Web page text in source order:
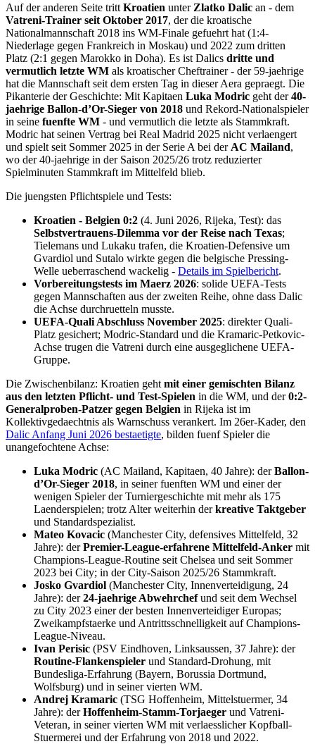
Auf der anderen Seite tritt Kroatien unter Zlatko Dalic an - dem
Vatreni-Trainer seit Oktober 2017, der die kroatische
Nationalmannschaft 2018 ins WM-Finale gefuehrt hat (1:4-
Niederlage gegen Frankreich in Moskau) und 2022 zum dritten
Platz (2:1 gegen Marokko in Doha). Es ist Dalics dritte und
vermutlich letzte WM als kroatischer Cheftrainer - der 59-jaehrige
hat die Mannschaft seit dem ersten Tag in dieser Aera gepraegt. Die
Pikanterie der Geschichte: Mit Kapitaen Luka Modric geht der40-
jaehrige Ballon-d’Or-Sieger von 2018 und Rekord-Nationalspieler
in seine fuenfte WM - und vermutlich die letzte als Stammkraft.
Modric hat seinen Vertrag bei Real Madrid 2025 nicht verlaengert
und spielt seit Sommer 2025 in der Serie A bei der AC Mailand,
wo der 40-jaehrige in der Saison 2025/26 trotz reduzierter
Spielminuten Stammkraft im Mittelfeld blieb.
Die jueng­sten Pflichtspiele und Tests:
Kroatien - Belgien 0:2 (4. Juni 2026, Rijeka, Test): das
Selbstvertrauens-Dilemma vor der Reise nach Texas;
Tielemans und Lukaku trafen, die Kroatien-Defensive um
Gvardiol und Sutalo wirkte gegen die belgische Pressing-
Welle ueberraschend wackelig - Details im Spielbericht.
Vorbereitungstests im Maerz 2026: solide UEFA-Tests
gegen Mannschaften aus der zweiten Reihe, ohne dass Dalic
die Achse durchruetteln musste.
UEFA-Quali Abschluss November 2025: direkter Quali-
Platz gesichert; Modric-Standard und die Kramaric-Petkovic-
Achse trugen die Vatreni durch eine ausgeglichene UEFA-
Gruppe.
Die Zwischenbilanz: Kroatien geht mit einer gemischten Bilanz
aus den letzten Pflicht- und Test-Spielen in die WM, und der0:2-
Generalproben-Patzer gegen Belgien in Rijeka ist im
Kollektivgedaechtnis als Warnschuss verankert. Im 26er-Kader, den
Dalic Anfang Juni 2026 bestaetigte, bilden fuenf Spieler die
unangefochtene Achse:
Luka Modric (AC Mailand, Kapitaen, 40 Jahre): derBallon-
d’Or-Sieger 2018, in seiner fuenften WM und einer der
wenigen Spieler der Turniergeschichte mit mehr als 175
Laenderspielen; trotz Alter weiterhin derkreative Taktgeber
und Standardspezialist.
Mateo Kovacic (Manchester City, defensives Mittelfeld, 32
Jahre): derPremier-League-erfahrene Mittelfeld-Anker mit
Champions-League-Routine seit Chelsea und seit Sommer
2023 bei City; in der City-Saison 2025/26 Stammkraft.
Josko Gvardiol (Manchester City, Innenverteidigung, 24
Jahre): der24-jaehrige Abwehrchefund seit dem Wechsel
zu City 2023 einer der besten Innenverteidiger Europas;
Zweikampfstaerke und Antrittsschnelligkeit auf Champions-
League-Niveau.
Ivan Perisic (PSV Eindhoven, Linksaussen, 37 Jahre): der
Routine-Flankenspieler und Standard-Drohung, mit
Bundesliga-Erfahrung (Bayern, Borussia Dortmund,
Wolfsburg) und in seiner vierten WM.
Andrej Kramaric (TSG Hoffenheim, Mittelstuermer, 34
Jahre): derHoffenheim-Stamm-Torjaeger und Vatreni-
Veteran, in seiner vierten WM mit verlaesslicher Kopfball-
Stuermerei und der Erfahrung von 2018 und 2022.